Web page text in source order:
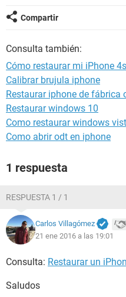
Compartir
Consulta también:
Cómo restaurar mi iPhone 4s
Calibrar brujula iphone
Restaurar iphone de fábrica
Restaurar windows 10
Como restaurar windows
Como abrir odt en iphone
1 respuesta
RESPUESTA 1 / 1
Carlos Villagómez
21 ene 2016 a las 19:01
Consulta: Restaurar un
Saludos